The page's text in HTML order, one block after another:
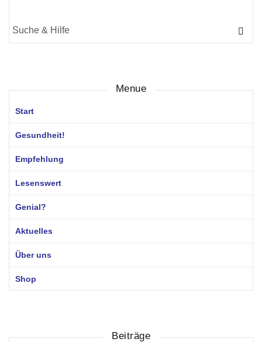
Menue
Start
Gesundheit!
Empfehlung
Lesenswert
Genial?
Aktuelles
Über uns
Shop
Beiträge